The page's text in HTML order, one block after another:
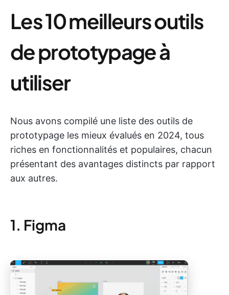
Les 10 meilleurs outils
de prototypage à
utiliser
Nous avons compilé une liste des outils de
prototypage les mieux évalués en 2024, tous
riches en fonctionnalités et populaires, chacun
présentant des avantages distincts par rapport
aux autres.
1. Figma